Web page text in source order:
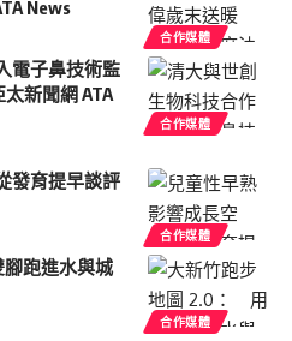
合作媒體
News
合作媒體
電子鼻技術監
新聞網 ATA
合作媒體
發育提早談評
合作媒體
跑進水與城